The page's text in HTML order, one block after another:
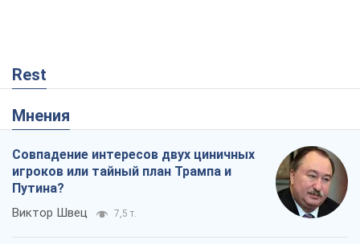
Rest
Мнения
Совпадение интересов двух циничных
игроков или тайный план Трампа и
Путина?
Виктор Швец 7,5 т.